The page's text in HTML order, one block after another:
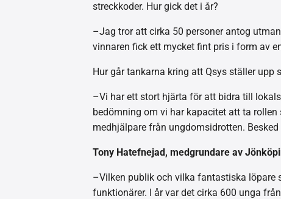
streckkoder. Hur gick det i år?
–Jag tror att cirka 50 personer antog
vinnaren fick ett mycket fint pris i form av
Hur går tankarna kring att Qsys ställer
–Vi har ett stort hjärta för att bidra till
bedömning om vi har kapacitet att ta rollen
medhjälpare från ungdomsidrotten. Besked
Tony Hatefnejad, medgrundare av
–Vilken publik och vilka fantastiska löpare
funktionärer. I år var det cirka 600 unga